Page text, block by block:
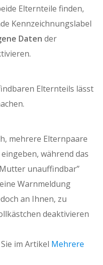
Elternteile finden,
Kennzeichnungslabel
Daten der
Elternteils lässt
mehrere Elternpaare
während das
unauffindbar”
Warnmeldung
an Ihnen, zu
deaktivieren
im Artikel Mehrere